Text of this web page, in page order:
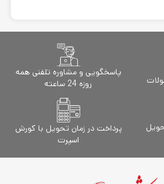
پاسخگویی و مشاوره تلفنی همه
روزه 24 ساعته
پرداخت در زمان تحویل با کورش
اسپرت